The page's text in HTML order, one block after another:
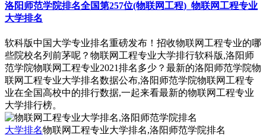
洛阳师范学院排名全国第257位(物联网工程)_物联网工程专业
大学排名
软科版中国大学专业排名重磅发布！招收物联网工程专业的哪
些院校名列前茅呢？物联网工程专业大学排行软科版,洛阳师
范学院物联网工程专业2021排名多少？最新的洛阳师范学院物
联网工程专业大学排名数据公布,洛阳师范学院物联网工程专
业在全国高校中的排行数据,一起来看最新的物联网工程专业
大学排行榜。
大学排名物联网工程专业大学排名,洛阳师范学院排名